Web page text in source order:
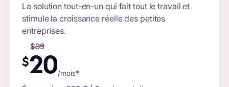
La solution tout-en-un qui fait tout le travail et
stimule la croissance réelle des petites
entreprises.
$39
$20/mois*